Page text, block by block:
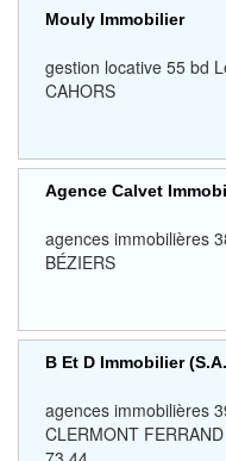
Mouly Immobilier
gestion locative 55 bd
CAHORS
Agence Calvet
agences immobilières
BÉZIERS
B Et D Immobilier
agences immobilières
CLERMONT